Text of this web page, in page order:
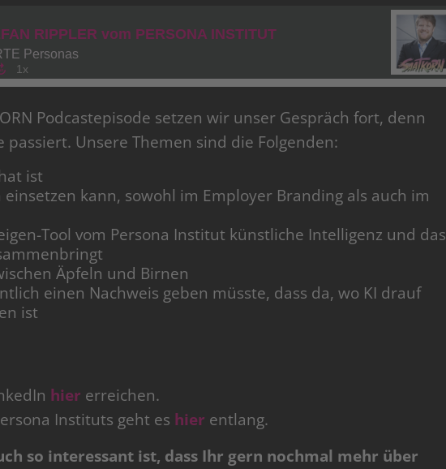
Podcastepisode setzen wir unser Gespräch fort, denn
passiert. Unsere Themen sind die Folgenden:
ist
kann, sowohl im Employer Branding als auch im
Tool vom Persona Institut künstliche Intelligenz und das
Äpfeln und Birnen
einen Nachweis geben müsste, dass da, wo KI drauf
ist
hier erreichen.
Instituts geht es hier entlang.
so interessant ist, dass Ihr gern nochmal mehr über